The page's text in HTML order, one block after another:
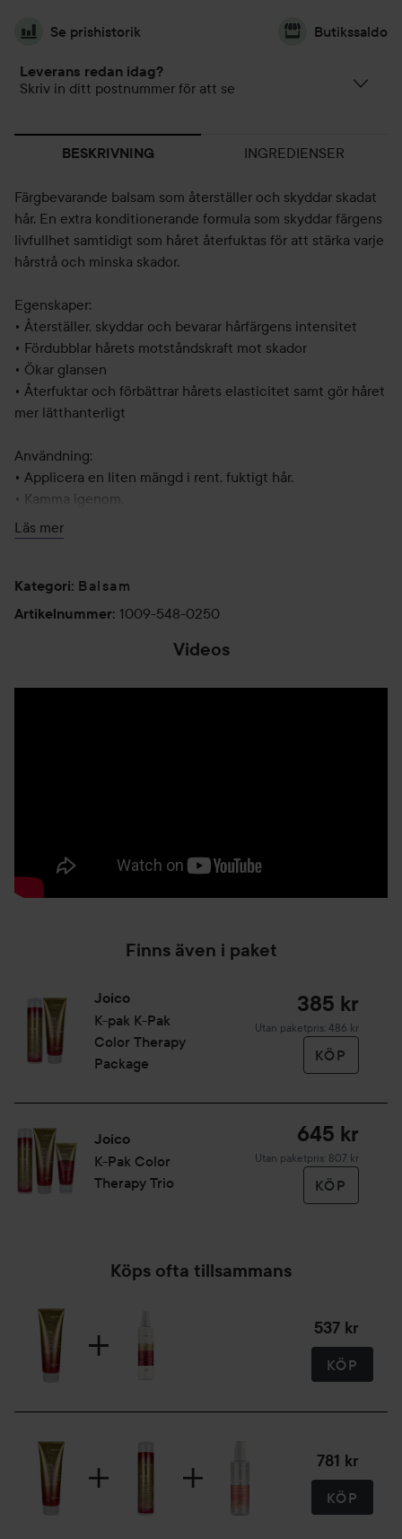
Se prishistorik Butikssaldo
Leverans redan idag?
Skriv in ditt postnummer för att se
BESKRIVNING INGREDIENSER
Färgbevarande balsam som återställer och skyddar skadat
hår. En extra konditionerande formula som skyddar färgens
livfullhet samtidigt som håret återfuktas för att stärka varje
hårstrå och minska skador.
Egenskaper:
• Återställer, skyddar och bevarar hårfärgens intensitet
• Fördubblar hårets motståndskraft mot skador
• Ökar glansen
• Återfuktar och förbättrar hårets elasticitet samt gör håret
mer lätthanterligt
Användning:
• Applicera en liten mängd i rent, fuktigt hår.
• Kamma igenom.
• Låt verka i 1-2 minuter.
• Skölj.
250 ml
Läs mer
Kategori: Balsam
Artikelnummer: 1009-548-0250
Videos
Finns även i paket
Joico
K-pak K-Pak
Color Therapy
Package
385 kr
Utan paketpris: 486 kr
KÖP
Joico
K-Pak Color
Therapy Trio
645 kr
Utan paketpris: 807 kr
KÖP
Köps ofta tillsammans
537 kr
KÖP
781 kr
KÖP